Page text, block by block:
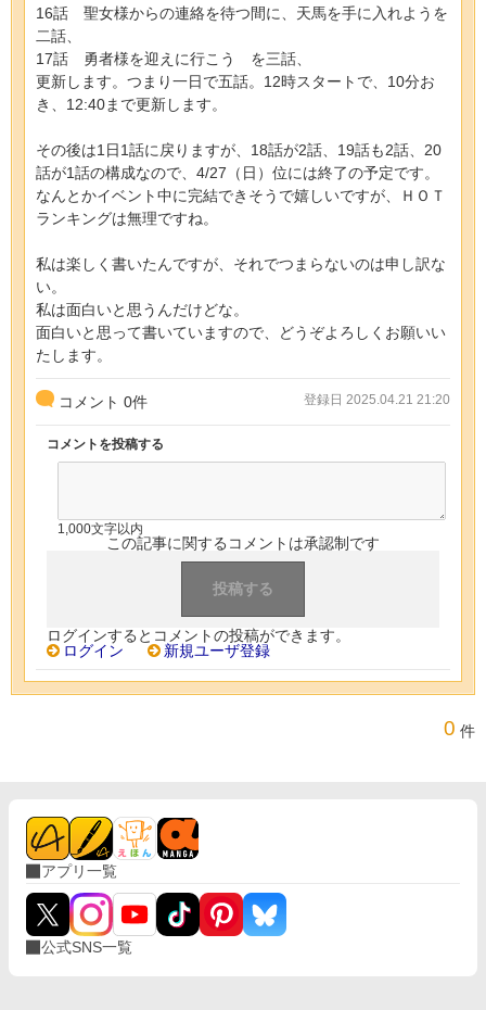
16話 聖女様からの連絡を待つ間に、天馬を手に入れようを
二話、
17話 勇者様を迎えに行こう を三話、
更新します。つまり一日で五話。12時スタートで、10分お
き、12:40まで更新します。
その後は1日1話に戻りますが、18話が2話、19話も2話、20
話が1話の構成なので、4/27（日）位には終了の予定です。
なんとかイベント中に完結できそうで嬉しいですが、ＨＯＴ
ランキングは無理ですね。
私は楽しく書いたんですが、それでつまらないのは申し訳な
い。
私は面白いと思うんだけどな。
面白いと思って書いていますので、どうぞよろしくお願いい
たします。
コメント 0件 登録日 2025.04.21 21:20
コメントを投稿する
1,000文字以内
この記事に関するコメントは承認制です
ログインするとコメントの投稿ができます。
ログイン
新規ユーザ登録
0 件
アプリ一覧
公式SNS一覧